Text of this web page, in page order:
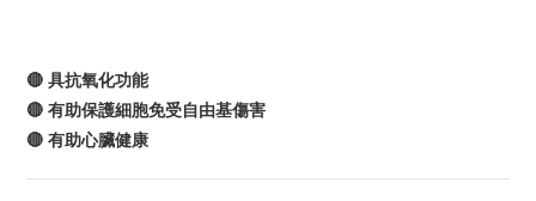
🔴 具抗氧化功能
🔴 有助保護細胞免受自由基傷害
🔴 有助心臟健康